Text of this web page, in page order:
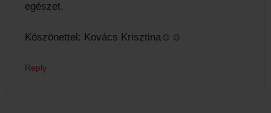
egészet.
Köszönettel: Kovács Krisztina☺☺
Reply